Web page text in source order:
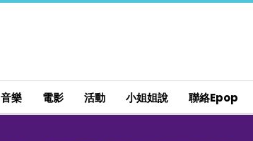
音樂 電影 活動 小姐姐說 聯絡epop